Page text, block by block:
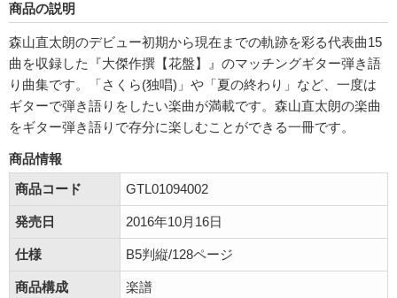
商品の説明
森山直太朗のデビュー初期から現在までの軌跡を彩る代表曲15
曲を収録した『大傑作撰【花盤】』のマッチングギター弾き語
り曲集です。「さくら(独唱)」や「夏の終わり」など、一度は
ギターで弾き語りをしたい楽曲が満載です。森山直太朗の楽曲
をギター弾き語りで存分に楽しむことができる一冊です。
商品情報
商品コード
GTL01094002
発売日 2016年10月16日
仕様 B5判縦/128ページ
商品構成 楽譜